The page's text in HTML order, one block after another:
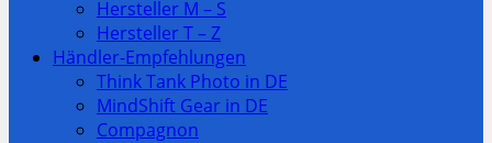
Hersteller M – S
Hersteller T – Z
Händler-Empfehlungen
Think Tank Photo in DE
MindShift Gear in DE
Compagnon